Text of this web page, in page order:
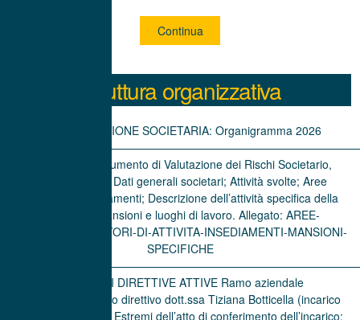
Continua
Struttura organizzativa
ORGANIZZAZIONE SOCIETARIA: Organigramma 2026
Estratto del Documento di Valutazione dei Rischi Societario,
comprendente: Dati generali societari; Attività svolte; Aree
funzionali; Insediamenti; Descrizione dell’attività specifica della
mansione; Mansioni e luoghi di lavoro. Allegato: AREE-
FUNZIONALI-SETTORI-DI-ATTIVITA-INSEDIAMENTI-MANSIONI-
SPECIFICHE
POSIZIONI DIRETTIVE ATTIVE Ramo aziendale
“Farmacia”: quadro direttivo dott.ssa Tiziana Botticella (incarico
NON dirigenziale). Estremi dell’atto di conferimento dell’incarico: